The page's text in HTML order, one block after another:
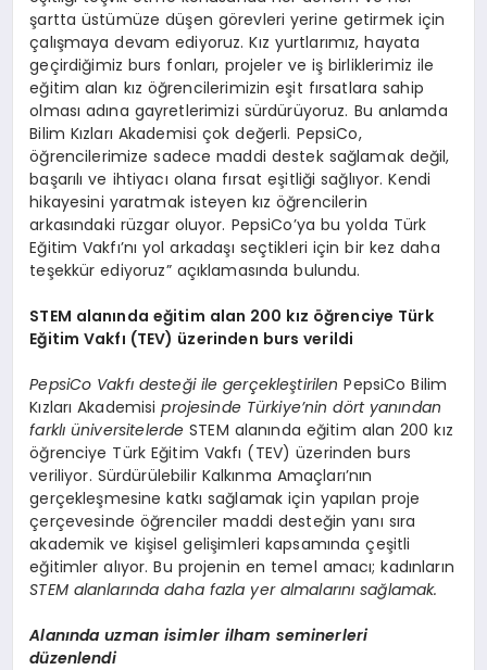
şartta üstümüze düşen görevleri yerine getirmek için
çalışmaya devam ediyoruz. Kız yurtlarımız, hayata
geçirdiğimiz burs fonları, projeler ve iş birliklerimiz ile
eğitim alan kız öğrencilerimizin eşit fırsatlara sahip
olması adına gayretlerimizi sürdürüyoruz. Bu anlamda
Bilim Kızları Akademisi çok değerli. PepsiCo,
öğrencilerimize sadece maddi destek sağlamak değil,
başarılı ve ihtiyacı olana fırsat eşitliği sağlıyor. Kendi
hikayesini yaratmak isteyen kız öğrencilerin
arkasındaki rüzgar oluyor. PepsiCo’ya bu yolda Türk
Eğitim Vakfı’nı yol arkadaşı seçtikleri için bir kez daha
teşekkür ediyoruz” açıklamasında bulundu.
STEM alanında eğitim alan 200 kız öğrenciye Türk
Eğitim Vakfı (TEV) üzerinden burs verildi
PepsiCo Vakfı desteği ile gerçekleştirilenPepsiCo Bilim
Kızları Akademisiprojesinde Türkiye’nin dört yanından
farklı üniversitelerdeSTEM alanında eğitim alan 200 kız
öğrenciye Türk Eğitim Vakfı (TEV) üzerinden burs
veriliyor. Sürdürülebilir Kalkınma Amaçları’nın
gerçekleşmesine katkı sağlamak için yapılan proje
çerçevesinde öğrenciler maddi desteğin yanı sıra
akademik ve kişisel gelişimleri kapsamında çeşitli
eğitimler alıyor. Bu projenin en temel amacı; kadınların
STEM alanlarında daha fazla yer almalarını sağlamak.
Alanında uzman isimler ilham seminerleri
düzenlendi